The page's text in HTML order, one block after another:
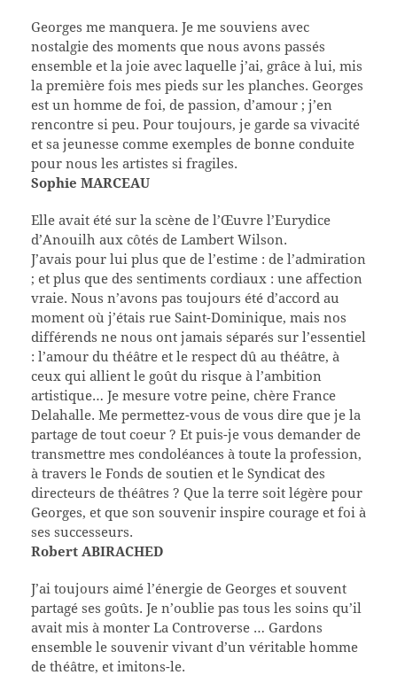
Georges me manquera. Je me souviens avec
nostalgie des moments que nous avons passés
ensemble et la joie avec laquelle j’ai, grâce à lui, mis
la première fois mes pieds sur les planches. Georges
est un homme de foi, de passion, d’amour ; j’en
rencontre si peu. Pour toujours, je garde sa vivacité
et sa jeunesse comme exemples de bonne conduite
pour nous les artistes si fragiles.
Sophie MARCEAU
Elle avait été sur la scène de l’Œuvre l’Eurydice
d’Anouilh aux côtés de Lambert Wilson.
J’avais pour lui plus que de l’estime : de l’admiration
; et plus que des sentiments cordiaux : une affection
vraie. Nous n’avons pas toujours été d’accord au
moment où j’étais rue Saint-Dominique, mais nos
différends ne nous ont jamais séparés sur l’essentiel
: l’amour du théâtre et le respect dû au théâtre, à
ceux qui allient le goût du risque à l’ambition
artistique… Je mesure votre peine, chère France
Delahalle. Me permettez-vous de vous dire que je la
partage de tout coeur ? Et puis-je vous demander de
transmettre mes condoléances à toute la profession,
à travers le Fonds de soutien et le Syndicat des
directeurs de théâtres ? Que la terre soit légère pour
Georges, et que son souvenir inspire courage et foi à
ses successeurs.
Robert ABIRACHED
J’ai toujours aimé l’énergie de Georges et souvent
partagé ses goûts. Je n’oublie pas tous les soins qu’il
avait mis à monter La Controverse … Gardons
ensemble le souvenir vivant d’un véritable homme
de théâtre, et imitons-le.